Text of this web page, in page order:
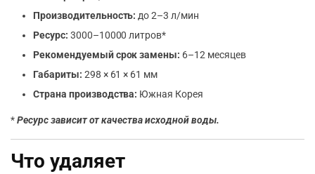
Производительность: до 2–3 л/мин
Ресурс: 3000–10000 литров*
Рекомендуемый срок замены: 6–12 месяцев
Габариты: 298 × 61 × 61 мм
Страна производства: Южная Корея
*Ресурс зависит от качества исходной воды.
Что удаляет